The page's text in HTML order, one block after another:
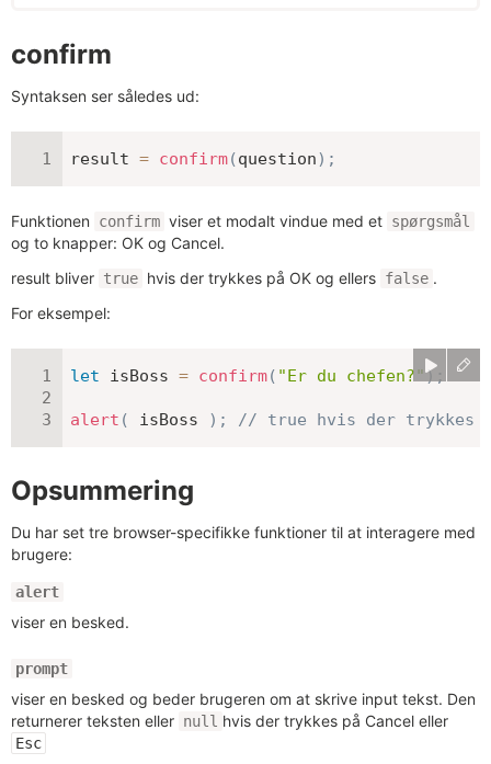
confirm
Syntaksen ser således ud:
result = confirm(question) ;
Funktionen confirm viser et modalt vindue med et spørgsmål
og to knapper: OK og Cancel.
result bliver true hvis der trykkes på OK og ellers false .
For eksempel:
let isBoss = confirm( "Er du chefen?") ;
alert ( isBoss ) ; // true hvis der trykkes
Opsummering
Du har set tre browser-specifikke funktioner til at interagere med
brugere:
alert
viser en besked.
prompt
viser en besked og beder brugeren om at skrive input tekst. Den
returnerer teksten eller null hvis der trykkes på Cancel eller
Esc